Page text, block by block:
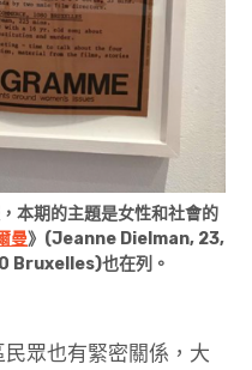
本期的主題是女性和社會的
曼》(Jeanne Dielman, 23,
Bruxelles)也在列。
眾也有緊密關係，大